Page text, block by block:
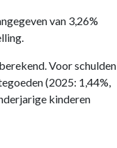
van 3,26%
Voor schulden
(2025: 1,44%,
kinderen